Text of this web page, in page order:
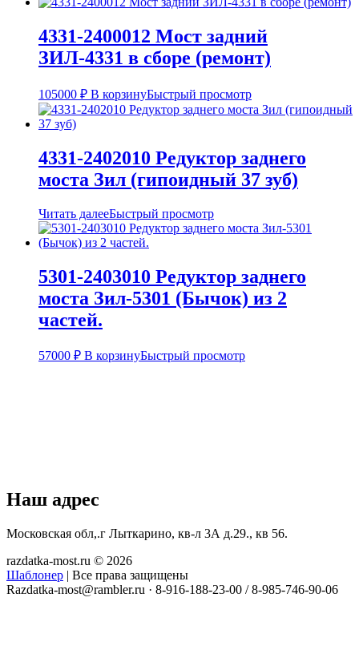
4331-2400012 Мост задний
ЗИЛ-4331 в сборе (ремонт)
105000 ₽ В корзинуБыстрый просмотр
4331-2402010 Редуктор заднего
моста Зил (гипоидный 37 зуб)
Читать далееБыстрый просмотр
5301-2403010 Редуктор заднего
моста Зил-5301 (Бычок) из 2
частей.
57000 ₽ В корзинуБыстрый просмотр
Наш адрес
Московская обл,.г Лыткарино, кв-л 3А д.29., кв 56.
razdatka-most.ru © 2026
Шаблонер | Все права защищены
Razdatka-most@rambler.ru · 8-916-188-23-00 / 8-985-746-90-06